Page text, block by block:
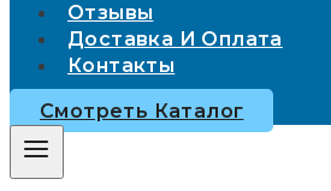
Отзывы
Доставка И Оплата
Контакты
Смотреть Каталог